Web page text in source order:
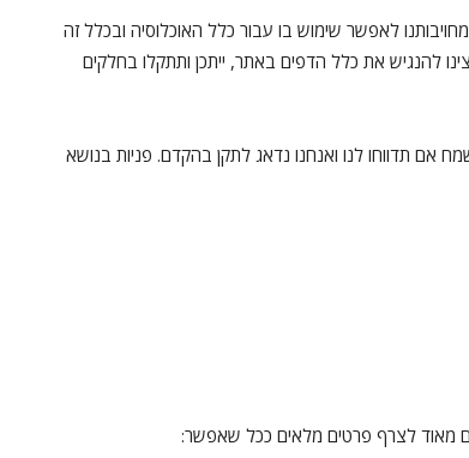
לאפשר שימוש בו עבור כלל האוכלוסיה ובכלל זה
להנגיש את כלל הדפים באתר, ייתכן ותתקלו בחלקים
תדווחו לנו ואנחנו נדאג לתקן בהקדם. פניות בנושא
מאוד לצרף פרטים מלאים ככל שאפשר: